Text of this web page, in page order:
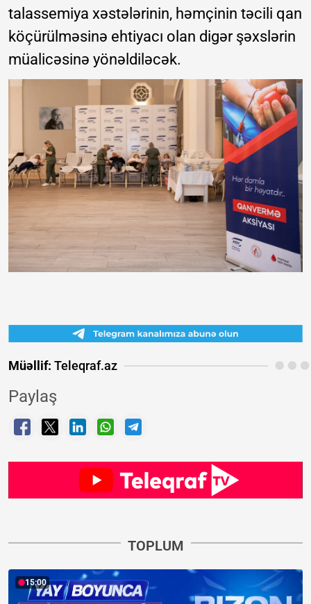
talassemiya xəstələrinin, həmçinin təcili qan
köçürülməsinə ehtiyacı olan digər şəxslərin
müalicəsinə yönəldiləcək.
Müəllif: Teleqraf.az
Paylaş
TOPLUM
15:00